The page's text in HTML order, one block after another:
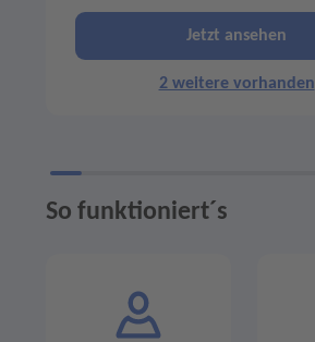
Jetzt ansehen
2 weitere vorhanden
So funktioniert´s